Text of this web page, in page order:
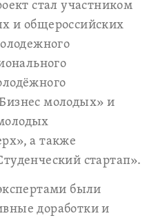
стал участником
и общероссийских
молодых» и
а также
стартап».
были
доработки и